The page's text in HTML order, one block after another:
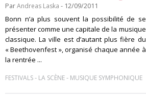
ParAndreas Laska - 12/09/2011
Bonn n’a plus souvent la possibilité de se
présenter comme une capitale de la musique
classique. La ville est d’autant plus fière du
« Beethovenfest », organisé chaque année à
la rentrée ...
FESTIVALS- LA SCÈNE- MUSIQUE SYMPHONIQUE